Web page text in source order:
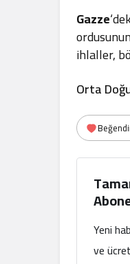
Gazze
ihlaller,
Orta
Yeni
ve